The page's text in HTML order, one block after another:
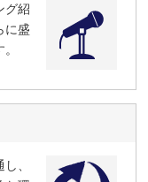
グ紹
に盛
、